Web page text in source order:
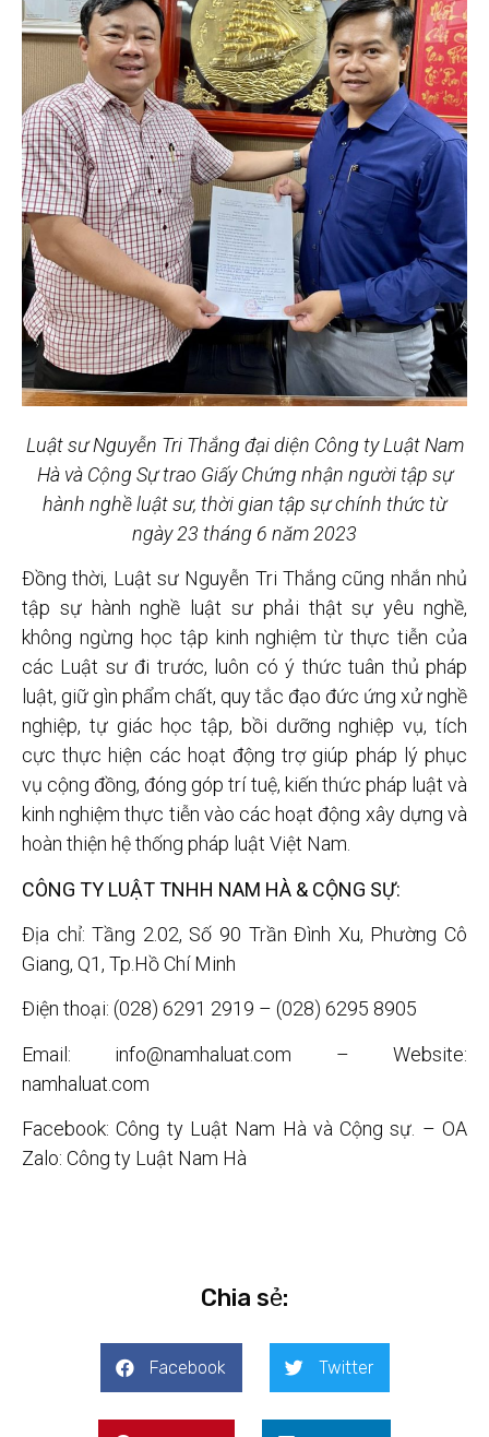
Luật sư Nguyễn Tri Thắng đại diện Công ty Luật Nam
Hà và Cộng Sự trao Giấy Chứng nhận người tập sự
hành nghề luật sư, thời gian tập sự chính thức từ
ngày 23 tháng 6 năm 2023
Đồng thời, Luật sư Nguyễn Tri Thắng cũng nhắn nhủ
tập sự hành nghề luật sư phải thật sự yêu nghề,
không ngừng học tập kinh nghiệm từ thực tiễn của
các Luật sư đi trước, luôn có ý thức tuân thủ pháp
luật, giữ gìn phẩm chất, quy tắc đạo đức ứng xử nghề
nghiệp, tự giác học tập, bồi dưỡng nghiệp vụ, tích
cực thực hiện các hoạt động trợ giúp pháp lý phục
vụ cộng đồng, đóng góp trí tuệ, kiến thức pháp luật và
kinh nghiệm thực tiễn vào các hoạt động xây dựng và
hoàn thiện hệ thống pháp luật Việt Nam.
CÔNG TY LUẬT TNHH NAM HÀ & CỘNG SỰ:
Địa chỉ: Tầng 2.02, Số 90 Trần Đình Xu, Phường Cô
Giang, Q1, Tp.Hồ Chí Minh
Điện thoại: (028) 6291 2919 – (028) 6295 8905
Email: info@namhaluat.com – Website:
namhaluat.com
Facebook: Công ty Luật Nam Hà và Cộng sự. – OA
Zalo: Công ty Luật Nam Hà
Chia sẻ:
Facebook Twitter